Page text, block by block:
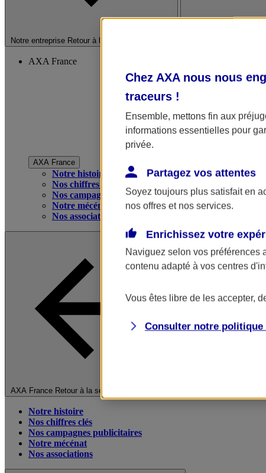
Notre entreprise Retour à la section précédente
AXA France
AXA France
Notre histoire
Nos chiffres clés
Nos campagnes publicitaires
Notre mécénat
Nos associations
AXA France Retour à la section précédente
Notre histoire
Nos chiffres clés
Nos campagnes publicitaires
Notre mécénat
Nos associations
Chez AXA nous nous
traceurs !
Ensemble, mettons fin aux
informations essentielles pour
privée.
Partagez vos attentes
Soyez toujours plus satisfait en
nos offres et nos services.
Enrichissez votre
Naviguez selon vos préférences
contenu adapté à vos centres
Vous êtes libre de les accepter,
Consulter notre politique